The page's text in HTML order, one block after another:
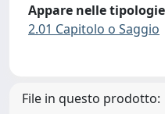
Appare nelle
2.01 Capitolo o Saggio
File in questo prodotto: